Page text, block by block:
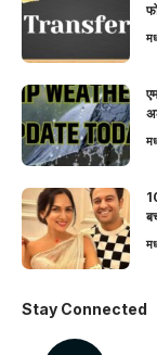
Stay Connected